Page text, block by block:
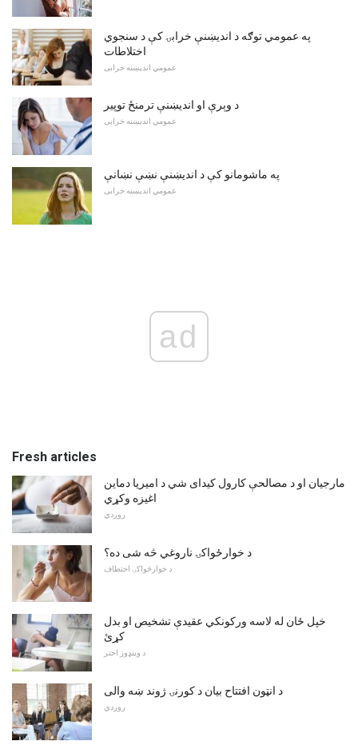
په عمومي توګه د اندیښنې خرابۍ کې د سنجوي
اختلاطات
عمومي اندیښنه خرابی
د وېرې او اندیښنې ترمنځ توپیر
عمومي اندیښنه خرابی
په ماشومانو کې د اندیښنې نښې نښانې
عمومي اندیښنه خرابی
ad
Fresh articles
مارجیان او د مصالحې کارول کیدای شي د امیریا دماین
اغیزه وکړي
روږدي
د خوارځواکۍ ناروغي څه شی ده؟
د خوارځواکۍ اختطاف
خپل ځان له لاسه ورکونکي عقیدې تشخیص او بدل
کړئ
د وینډوز اختر
د انټون افتتاح بیان د کورنۍ ژوند ښه والی
روږدي